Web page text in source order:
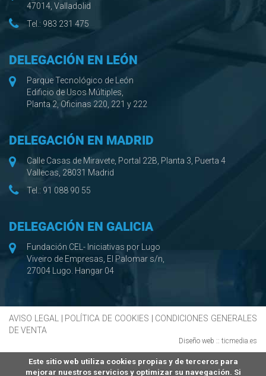
47014, Valladolid
Tel.: 983 231 475
DELEGACIÓN EN LEÓN
Parque Tecnológico de León
Edificio de Usos Múltiples,
Planta 2, Oficinas 220, 221 y 222
DELEGACIÓN EN MADRID
Calle Casas de Miravete, Portal 22B, Planta 3, Puerta 4
Vallecas, 28031 Madrid
Tel.: 91 088 90 55
DELEGACIÓN EN GALICIA
Fundación CEL- Iniciativas por Lugo
Viveiro de Empresas, El Palomar s/n,
27004 Lugo. Hangar 04
AVISO LEGAL| POLÍTICA DE COOKIES
CONDICIONES GENERALES
DE VENTA
Diseño web :: ticmedia.es
Este sitio web utiliza cookies propias y de terceros para
mejorar nuestros servicios y optimizar su navegación. Si